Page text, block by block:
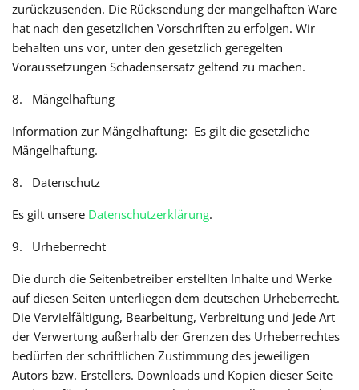
zurückzusenden. Die Rücksendung der mangelhaften Ware
hat nach den gesetzlichen Vorschriften zu erfolgen. Wir
behalten uns vor, unter den gesetzlich geregelten
Voraussetzungen Schadensersatz geltend zu machen.
8. Mängelhaftung
Information zur Mängelhaftung: Es gilt die gesetzliche
Mängelhaftung.
8. Datenschutz
Es gilt unsere Datenschutzerklärung.
9. Urheberrecht
Die durch die Seitenbetreiber erstellten Inhalte und Werke
auf diesen Seiten unterliegen dem deutschen Urheberrecht.
Die Vervielfältigung, Bearbeitung, Verbreitung und jede Art
der Verwertung außerhalb der Grenzen des Urheberrechtes
bedürfen der schriftlichen Zustimmung des jeweiligen
Autors bzw. Erstellers. Downloads und Kopien dieser Seite